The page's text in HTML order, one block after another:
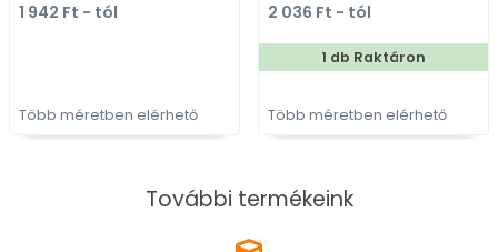
fogantyú
1 942 Ft - tól
Több méretben elérhető
fogantyú
2 036 Ft - tól
1 db Raktáron
Több méretben elérhető
További termékeink